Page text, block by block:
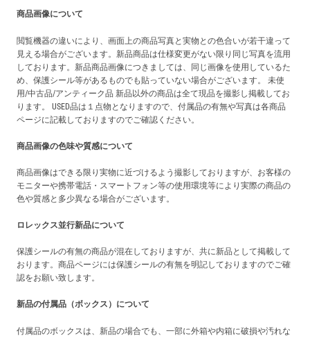
商品画像について
閲覧機器の違いにより、画面上の商品写真と実物との色合いが若干違って
見える場合がございます。新品商品は仕様変更がない限り同じ写真を流用
しております。新品商品画像につきましては、同じ画像を使用しているた
め、保護シール等があるものでも貼っていない場合がございます。 未使
用/中古品/アンティーク品 新品以外の商品は全て現品を撮影し掲載してお
ります。 USED品は１点物となりますので、付属品の有無や写真は各商品
ページに記載しておりますのでご確認ください。
商品画像の色味や質感について
商品画像はできる限り実物に近づけるよう撮影しておりますが、お客様の
モニターや携帯電話・スマートフォン等の使用環境等により実際の商品の
色や質感と多少異なる場合がございます。
ロレックス並行新品について
保護シールの有無の商品が混在しておりますが、共に新品として掲載して
おります。商品ページには保護シールの有無を明記しておりますのでご確
認をお願い致します。
新品の付属品（ボックス）について
付属品のボックスは、新品の場合でも、一部に外箱や内箱に破損や汚れな